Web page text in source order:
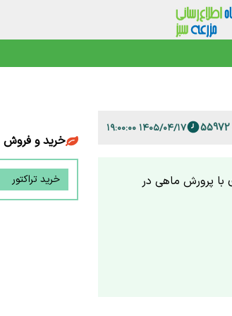
۱۴۰۵/۰۴/۱۷ ۱۹:۰۰:۰۰
خرید و فروش
خرید تراکتور